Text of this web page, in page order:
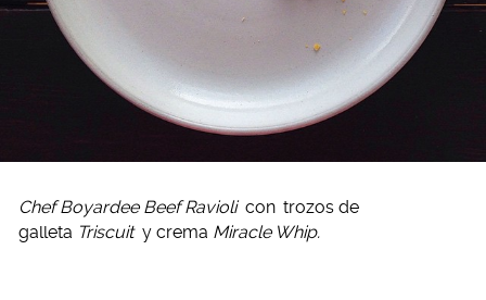
Chef Boyardee Beef Ravioli con trozos de
galleta Triscuit y crema Miracle Whip.